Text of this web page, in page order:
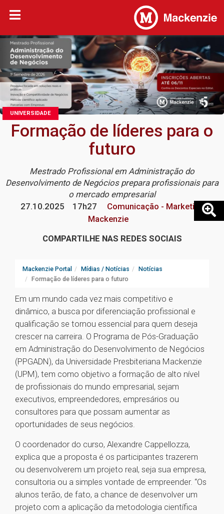
UNIVERSIDADE
Formação de líderes para o
futuro
Mestrado Profissional em Administração do
Desenvolvimento de Negócios prepara profissionais para
o mercado empresarial
27.10.2025
17h27
Comunicação - Marketing
Mackenzie
COMPARTILHE NAS REDES SOCIAIS
Mackenzie Portal Mídias / Notícias
Notícias
Formação de líderes para o futuro
Em um mundo cada vez mais competitivo e
dinâmico, a busca por diferenciação profissional e
qualificação se tornou essencial para quem deseja
crescer na carreira. O Programa de Pós-Graduação
em Administração do Desenvolvimento de Negócios
(PPGADN), da Universidade Presbiteriana Mackenzie
(UPM), tem como objetivo a formação de alto nível
de profissionais do mundo empresarial, sejam
executivos, empreendedores, empresários ou
consultores para que possam aumentar as
oportunidades de seus negócios.
O coordenador do curso, Alexandre Cappellozza,
explica que a proposta é os participantes trazerem
ou desenvolverem um projeto real, seja sua empresa,
consultoria ou a simples vontade de empreender. “Os
alunos terão, de fato, a chance de desenvolver um
projeto com a aplicação da metodologia científica